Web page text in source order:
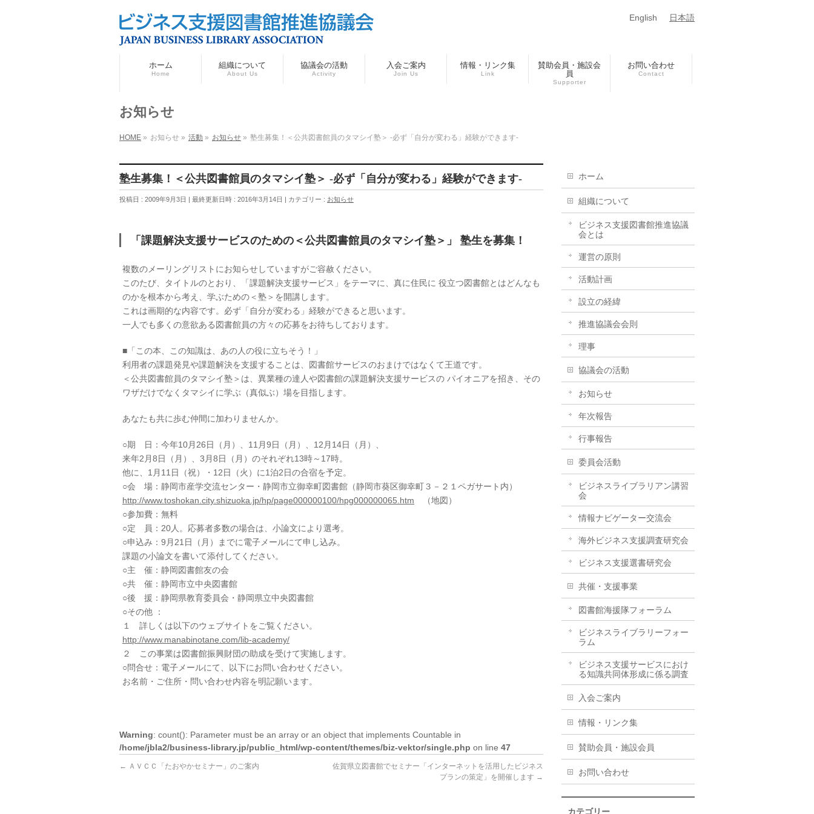
English 日本語
ホーム
Home
組織について
About Us
協議会の活動
Activity
入会ご案内
Join Us
情報・リンク集
Link
賛助会員・施設会
員
Supporter
お問い合わせ
Contact
お知らせ
HOME » お知らせ » 活動 » お知らせ » 塾生募集！＜公共図書館員のタマシイ塾＞ -必ず「自分が変わる」経験ができます-
塾生募集！＜公共図書館員のタマシイ塾＞ -必ず「自分が変わる」経験ができます-
投稿日 : 2009年9月3日 最終更新日時 : 2016年3月14日 カテゴリー : お知らせ
「課題解決支援サービスのための＜公共図書館員のタマシイ塾＞」 塾生を募集！
複数のメーリングリストにお知らせしていますがご容赦ください。
このたび、タイトルのとおり、「課題解決支援サービス」をテーマに、真に住民に 役立つ図書館とはどんなも
のかを根本から考え、学ぶための＜塾＞を開講します。
これは画期的な内容です。必ず「自分が変わる」経験ができると思います。
一人でも多くの意欲ある図書館員の方々の応募をお待ちしております。
■「この本、この知識は、あの人の役に立ちそう！」
利用者の課題発見や課題解決を支援することは、図書館サービスのおまけではなくて王道です。
＜公共図書館員のタマシイ塾＞は、異業種の達人や図書館の課題解決支援サービスの パイオニアを招き、その
ワザだけでなくタマシイに学ぶ（真似ぶ）場を目指します。
あなたも共に歩む仲間に加わりませんか。
○期 日：今年10月26日（月）、11月9日（月）、12月14日（月）、
来年2月8日（月）、3月8日（月）のそれぞれ13時～17時。
他に、1月11日（祝）・12日（火）に1泊2日の合宿を予定。
○会 場：静岡市産学交流センター・静岡市立御幸町図書館（静岡市葵区御幸町３－２１ペガサート内）
http://www.toshokan.city.shizuoka.jp/hp/page000000100/hpg000000065.htm （地図）
○参加費：無料
○定 員：20人。応募者多数の場合は、小論文により選考。
○申込み：9月21日（月）までに電子メールにて申し込み。
課題の小論文を書いて添付してください。
○主 催：静岡図書館友の会
○共 催：静岡市立中央図書館
○後 援：静岡県教育委員会・静岡県立中央図書館
○その他 ：
１ 詳しくは以下のウェブサイトをご覧ください。
http://www.manabinotane.com/lib-academy/
２ この事業は図書館振興財団の助成を受けて実施します。
○問合せ：電子メールにて、以下にお問い合わせください。
お名前・ご住所・問い合わせ内容を明記願います。
Warning: count(): Parameter must be an array or an object that implements Countable in
/home/jbla2/business-library.jp/public_html/wp-content/themes/biz-vektor/single.php on line 47
← ＡＶＣＣ「たおやかセミナー」のご案内
佐賀県立図書館でセミナー「インターネットを活用したビジネス
プランの策定」を開催します →
ホーム
組織について
ビジネス支援図書館推進協議
会とは
運営の原則
活動計画
設立の経緯
推進協議会会則
理事
協議会の活動
お知らせ
年次報告
行事報告
委員会活動
ビジネスライブラリアン講習
会
情報ナビゲーター交流会
海外ビジネス支援調査研究会
ビジネス支援選書研究会
共催・支援事業
図書館海援隊フォーラム
ビジネスライブラリーフォー
ラム
ビジネス支援サービスにおけ
る知識共同体形成に係る調査
入会ご案内
情報・リンク集
賛助会員・施設会員
お問い合わせ
カテゴリー